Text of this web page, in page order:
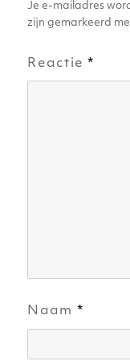
Je e-mailadres
zijn gemarkeerd
Reactie*
Naam *